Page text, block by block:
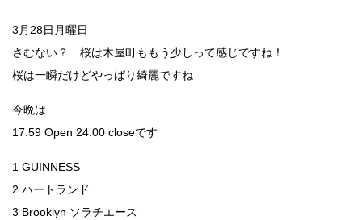
3月28日月曜日
さむない？ 桜は木屋町ももう少しって感じですね！
桜は一瞬だけどやっぱり綺麗ですね
今晩は
17:59 Open 24:00 closeです
1 GUINNESS
2 ハートランド
3 Brooklyn ソラチエース